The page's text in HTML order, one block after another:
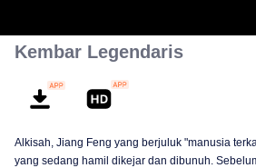
Kembar Legendaris
Alkisah, Jiang Feng yang berjuluk "manusia
yang sedang hamil dikejar dan dibunuh.